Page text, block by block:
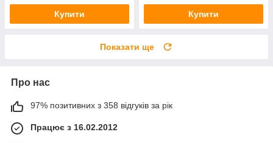
Купити Купити
Показати ще
Про нас
97% позитивних з 358 відгуків за рік
Працює з 16.02.2012